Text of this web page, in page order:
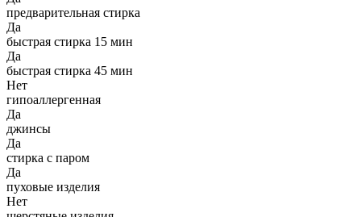
предварительная стирка
Да
быстрая стирка 15 мин
Да
быстрая стирка 45 мин
Нет
гипоаллергенная
Да
джинсы
Да
стирка с паром
Да
пуховые изделия
Нет